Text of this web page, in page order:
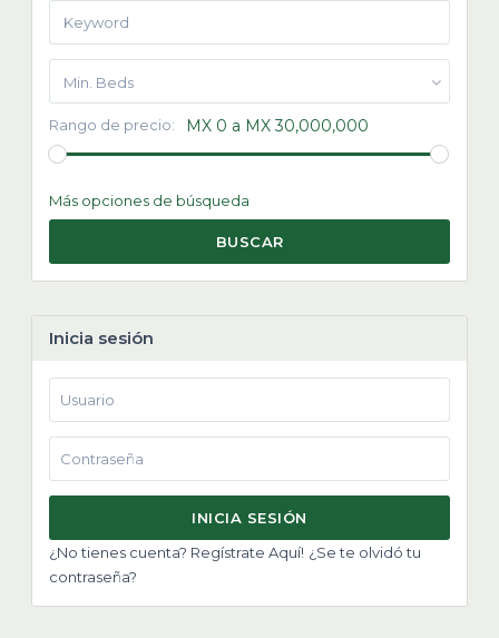
Min. Beds
Rango de precio: MX 0 a MX 30,000,000
Más opciones de búsqueda
BUSCAR
Inicia sesión
INICIA SESIÓN
¿No tienes cuenta? Regístrate Aquí! ¿Se te olvidó tu
contraseña?